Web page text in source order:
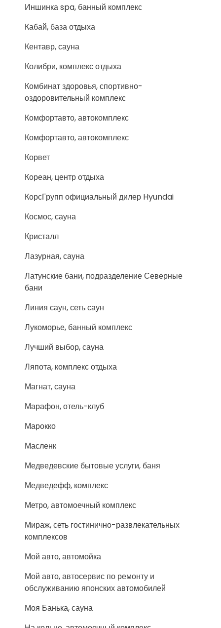
Иншинка spa, банный комплекс
Кабай, база отдыха
Кентавр, сауна
Колибри, комплекс отдыха
Комбинат здоровья, спортивно-
оздоровительный комплекс
Комфортавто, автокомплекс
Комфортавто, автокомплекс
Корвет
Кореан, центр отдыха
КорсГрупп официальный дилер Hyundai
Космос, сауна
Кристалл
Лазурная, сауна
Латунские бани, подразделение Северные
бани
Линия саун, сеть саун
Лукоморье, банный комплекс
Лучший выбор, сауна
Ляпота, комплекс отдыха
Магнат, сауна
Марафон, отель-клуб
Марокко
Масленк
Медведевские бытовые услуги, баня
Медведефф, комплекс
Метро, автомоечный комплекс
Мираж, сеть гостинично-развлекательных
комплексов
Мой авто, автомойка
Мой авто, автосервис по ремонту и
обслуживанию японских автомобилей
Моя Банька, сауна